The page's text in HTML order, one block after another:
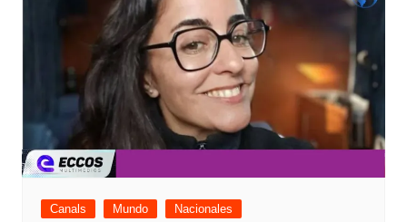
Canals Mundo Nacionales